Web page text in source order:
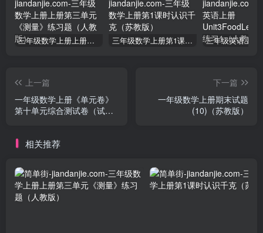
三年级数学上册上册第三单元《测量》练习题（人教版） 三年级数学上册第1课时认识千克（苏教版）
上一篇
一年级数学上册《单元卷》
第十单元综合测试卷（试卷
下一篇
一年级数学上册期末试题
(10)（苏教版）
相关推荐